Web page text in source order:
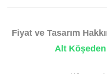
Fiyat ve Tasarım
Alt